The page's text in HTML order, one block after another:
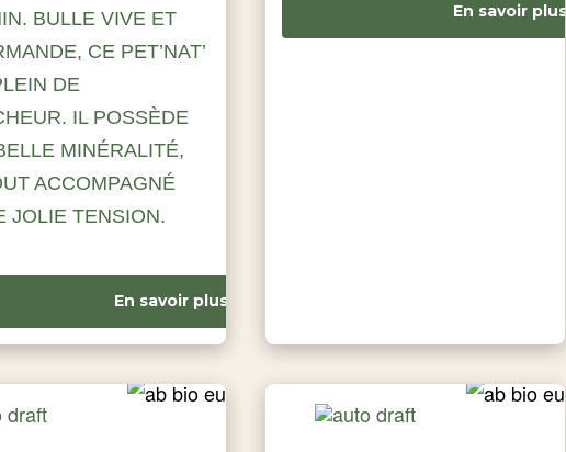
BULLE VIVE ET
CE PET’NAT’
DE
IL POSSÈDE
MINÉRALITÉ,
ACCOMPAGNÉ
JOLIE TENSION.
En savoir plus
En savoir plus